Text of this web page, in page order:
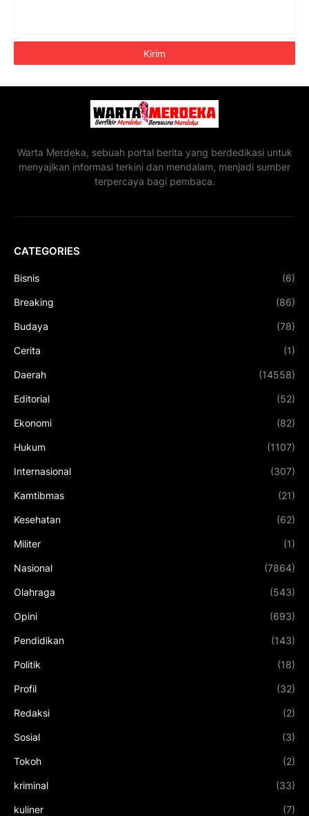
Warta Merdeka, sebuah portal berita yang berdedikasi untuk
menyajikan informasi terkini dan mendalam, menjadi sumber
terpercaya bagi pembaca.
CATEGORIES
Bisnis (6)
Breaking (86)
Budaya (78)
Cerita (1)
Daerah (14558)
Editorial (52)
Ekonomi (82)
Hukum (1107)
Internasional (307)
Kamtibmas (21)
Kesehatan (62)
Militer (1)
Nasional (7864)
Olahraga (543)
Opini (693)
Pendidikan (143)
Politik (18)
Profil (32)
Redaksi (2)
Sosial (3)
Tokoh (2)
kriminal (33)
kuliner (7)